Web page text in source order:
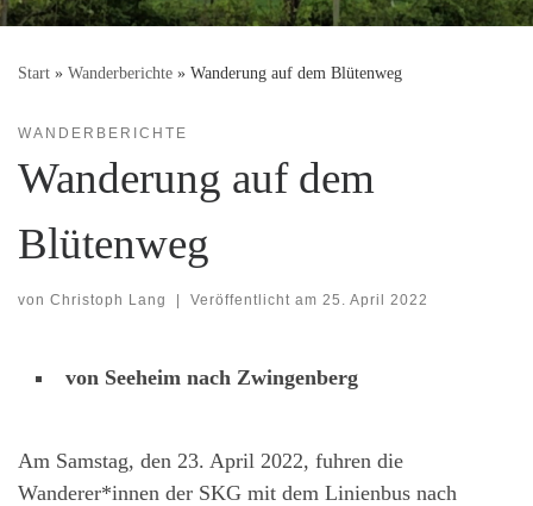
Start » Wanderberichte » Wanderung auf dem Blütenweg
WANDERBERICHTE
Wanderung auf dem
Blütenweg
von Christoph Lang Veröffentlicht am 25. April 2022
von Seeheim nach Zwingenberg
Am Samstag, den 23. April 2022, fuhren die
Wanderer*innen der SKG mit dem Linienbus nach